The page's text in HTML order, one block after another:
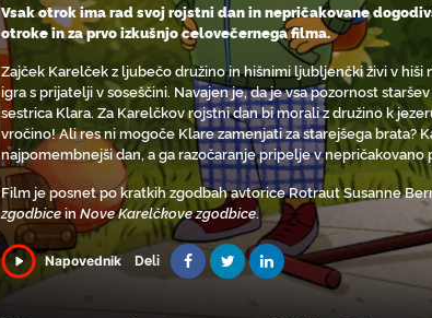
Vsak otrok ima rad svoj rojstni dan in nepričakovane
otroke in za prvo izkušnjo celovečernega filma.
Zajček Karelček z ljubečo družino in hišnimi ljubljenčki živi v
igra s prijatelji v soseščini. Navajen je, da je vsa pozornost
sestrica Klara. Za Karelčkov rojstni dan bi morali z družino k
vročino! Ali res ni mogoče Klare zamenjati za starejšega brata?
najpomembnejši dan, a ga razočaranje pripelje v
Film je posnet po kratkih zgodbah avtorice Rotraut Susanne
zgodbiceinNove Karelčkove zgodbice.
Napovednik Deli